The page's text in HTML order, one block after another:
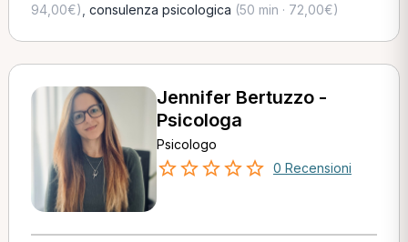
94,00€) consulenza psicologica (50 min · 72,00€)
Jennifer Bertuzzo -
Psicologa
Psicologo
0 Recensioni